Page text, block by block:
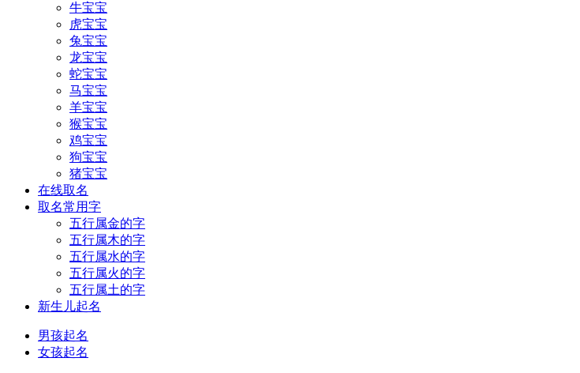
牛宝宝
虎宝宝
兔宝宝
龙宝宝
蛇宝宝
马宝宝
羊宝宝
猴宝宝
鸡宝宝
狗宝宝
猪宝宝
在线取名
取名常用字
五行属金的字
五行属木的字
五行属水的字
五行属火的字
五行属土的字
新生儿起名
男孩起名
女孩起名